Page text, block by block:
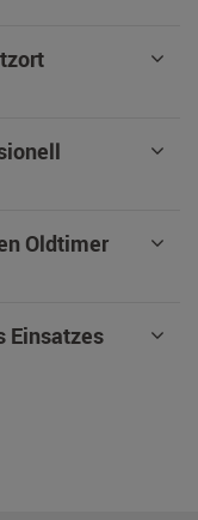
Oldtimer
Einsatzes